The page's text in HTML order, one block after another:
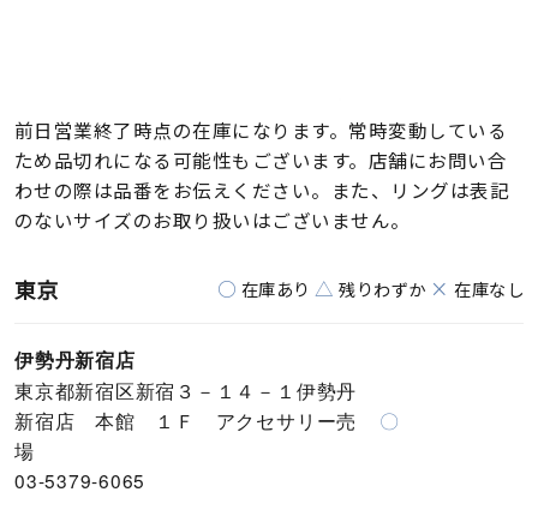
前日営業終了時点の在庫になります。常時変動している
ため品切れになる可能性もございます。店舗にお問い合
わせの際は品番をお伝えください。また、リングは表記
のないサイズのお取り扱いはございません。
○ 在庫あり △ 残りわずか × 在庫なし
東京
伊勢丹新宿店
東京都新宿区新宿３－１４－１伊勢丹
新宿店 本館 １Ｆ アクセサリー売
場
03-5379-6065
〇